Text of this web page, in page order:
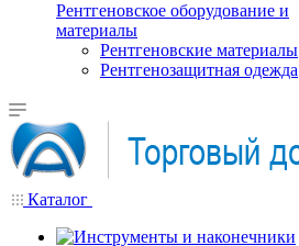
Рентгеновское оборудование и
материалы
Рентгеновские материалы
Рентгенозащитная одежда
Каталог